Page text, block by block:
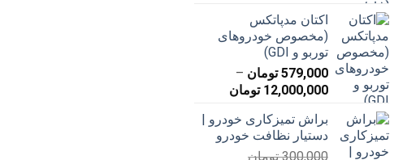
4,900,000 تومان
تا
اکتان مدپاتکس
(مخصوص خودروهای
توربو و GDI)
579,000 تومان –
12,000,000 تومان
تا
براش تمیزکاری خودرو |
دستیار نظافت خودرو
300,000 تومان